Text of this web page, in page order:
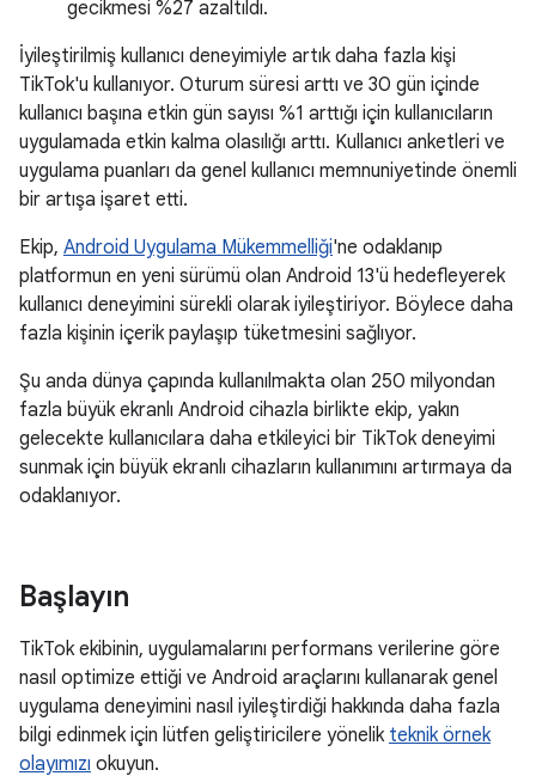
gecikmesi %27 azaltıldı.
İyileştirilmiş kullanıcı deneyimiyle artık daha fazla kişi
TikTok'u kullanıyor. Oturum süresi arttı ve 30 gün içinde
kullanıcı başına etkin gün sayısı %1 arttığı için kullanıcıların
uygulamada etkin kalma olasılığı arttı. Kullanıcı anketleri ve
uygulama puanları da genel kullanıcı memnuniyetinde önemli
bir artışa işaret etti.
Ekip, Android Uygulama Mükemmelliği'ne odaklanıp
platformun en yeni sürümü olan Android 13'ü hedefleyerek
kullanıcı deneyimini sürekli olarak iyileştiriyor. Böylece daha
fazla kişinin içerik paylaşıp tüketmesini sağlıyor.
Şu anda dünya çapında kullanılmakta olan 250 milyondan
fazla büyük ekranlı Android cihazla birlikte ekip, yakın
gelecekte kullanıcılara daha etkileyici bir TikTok deneyimi
sunmak için büyük ekranlı cihazların kullanımını artırmaya da
odaklanıyor.
Başlayın
TikTok ekibinin, uygulamalarını performans verilerine göre
nasıl optimize ettiği ve Android araçlarını kullanarak genel
uygulama deneyimini nasıl iyileştirdiği hakkında daha fazla
bilgi edinmek için lütfen geliştiricilere yönelik teknik örnek
olayımızı okuyun.